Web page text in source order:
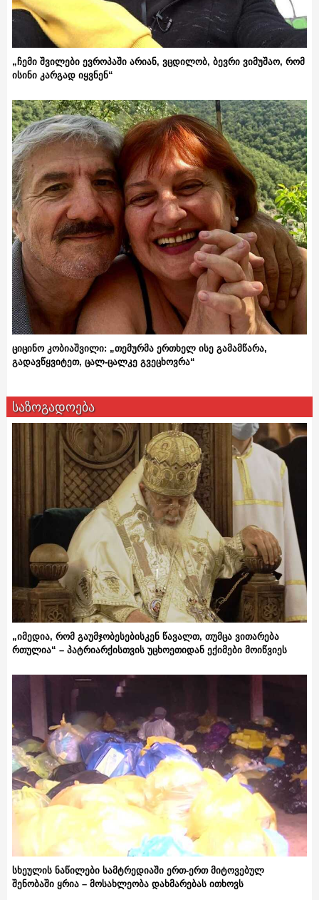
„ჩემი შვილები ევროპაში არიან, ვცდილობ, ბევრი ვიმუშაო, რომ
ისინი კარგად იყვნენ“
ციცინო კობიაშვილი: „თემურმა ერთხელ ისე გამამწარა,
გადავწყვიტეთ, ცალ-ცალკე გვეცხოვრა“
საზოგადოება
„იმედია, რომ გაუმჯობესებისკენ წავალთ, თუმცა ვითარება
რთულია“ – პატრიარქისთვის უცხოეთიდან ექიმები მოიწვიეს
სხეულის ნაწილები სამტრედიაში ერთ-ერთ მიტოვებულ
შენობაში ყრია – მოსახლეობა დახმარებას ითხოვს